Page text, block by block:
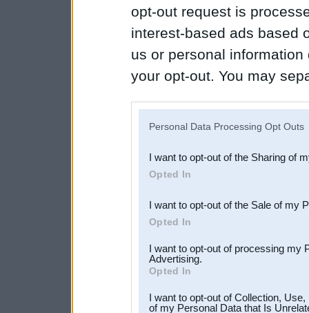
opt-out request is
interest-based ads based
us or personal
your opt-out. You may
Downstream Participants
third parties.
Personal Data Processing Opt Outs
I want to opt-out of the Sharing of
Opted In
I want to opt-out of the Sale of my
Opted In
I want to opt-out of processing my
Advertising.
Opted In
I want to opt-out of Collection,
of my Personal Data that Is